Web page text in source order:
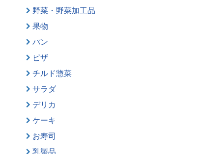
野菜・野菜加工品
果物
パン
ピザ
チルド惣菜
サラダ
デリカ
ケーキ
お寿司
乳製品